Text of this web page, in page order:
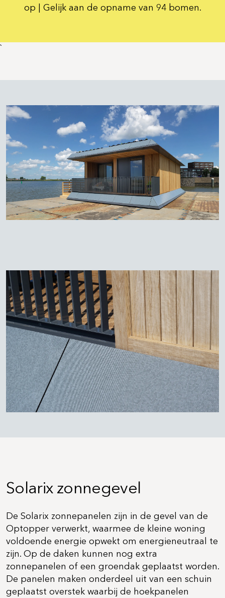
op | Gelijk aan de opname van 94 bomen.
`
Solarix zonnegevel
De Solarix zonnepanelen zijn in de gevel van de
Optopper verwerkt, waarmee de kleine woning
voldoende energie opwekt om energieneutraal te
zijn. Op de daken kunnen nog extra
zonnepanelen of een groendak geplaatst worden.
De panelen maken onderdeel uit van een schuin
geplaatst overstek waarbij de hoekpanelen